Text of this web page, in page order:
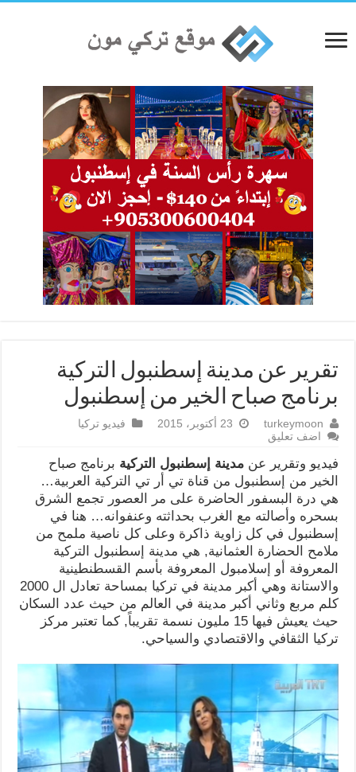
تقرير عن مدينة إسطنبول التركية
برنامج صباح الخير من إسطنبول
turkeymoon 23 أكتوبر، 2015
فيديو تركيا
اضف تعليق
فيديو وتقرير عنمدينة إسطنبول التركية برنامج صباح
الخير من إسطنبول من قناة تي أر تي التركية العربية…
هي درة البسفور الحاضرة على مر العصور تجمع الشرق
بسحره وأصالته مع الغرب بحداثته وعنفوانه… هنا في
إسطنبول في كل زاوية ذاكرة وعلى كل ناصية ملمح من
ملامح الحضارة العثمانية, هي مدينة إسطنبول التركية
المعروفة أو إسلامبول المعروفة بأسم القسطنطينية
والاستانة وهي أكبر مدينة في تركيا بمساحة تعادل ال 2000
كلم مربع وثاني أكبر مدينة في العالم من حيث عدد السكان
حيث يعيش فيها 15 مليون نسمة تقريباً, كما تعتبر مركز
تركيا الثقافي والاقتصادي والسياحي.